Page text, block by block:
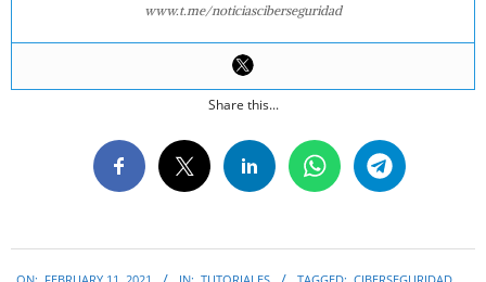
www.t.me/noticiasciberseguridad
Share this...